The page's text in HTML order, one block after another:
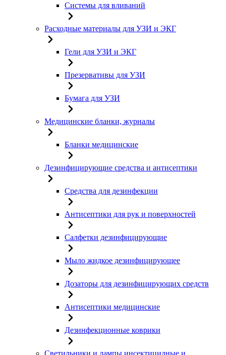
Системы для вливаний
Расходные материалы для УЗИ и ЭКГ
Гели для УЗИ и ЭКГ
Презервативы для УЗИ
Бумага для УЗИ
Медицинские бланки, журналы
Бланки медицинские
Дезинфицирующие средства и антисептики
Средства для дезинфекции
Антисептики для рук и поверхностей
Салфетки дезинфицирующие
Мыло жидкое дезинфицирующее
Дозаторы для дезинфицирующих средств
Антисептики медицинские
Дезинфекционные коврики
Светильники и лампы инсектицидные и